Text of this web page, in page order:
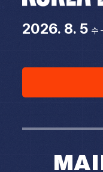
2026. 8. 5 수